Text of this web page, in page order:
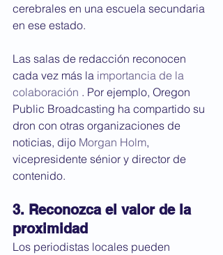
cerebrales en una escuela secundaria
en ese estado.
Las salas de redacción reconocen
cada vez más la importancia de la
colaboración . Por ejemplo, Oregon
Public Broadcasting ha compartido su
dron con otras organizaciones de
noticias, dijo Morgan Holm,
vicepresidente sénior y director de
contenido.
3. Reconozca el valor de la
proximidad
Los periodistas locales pueden